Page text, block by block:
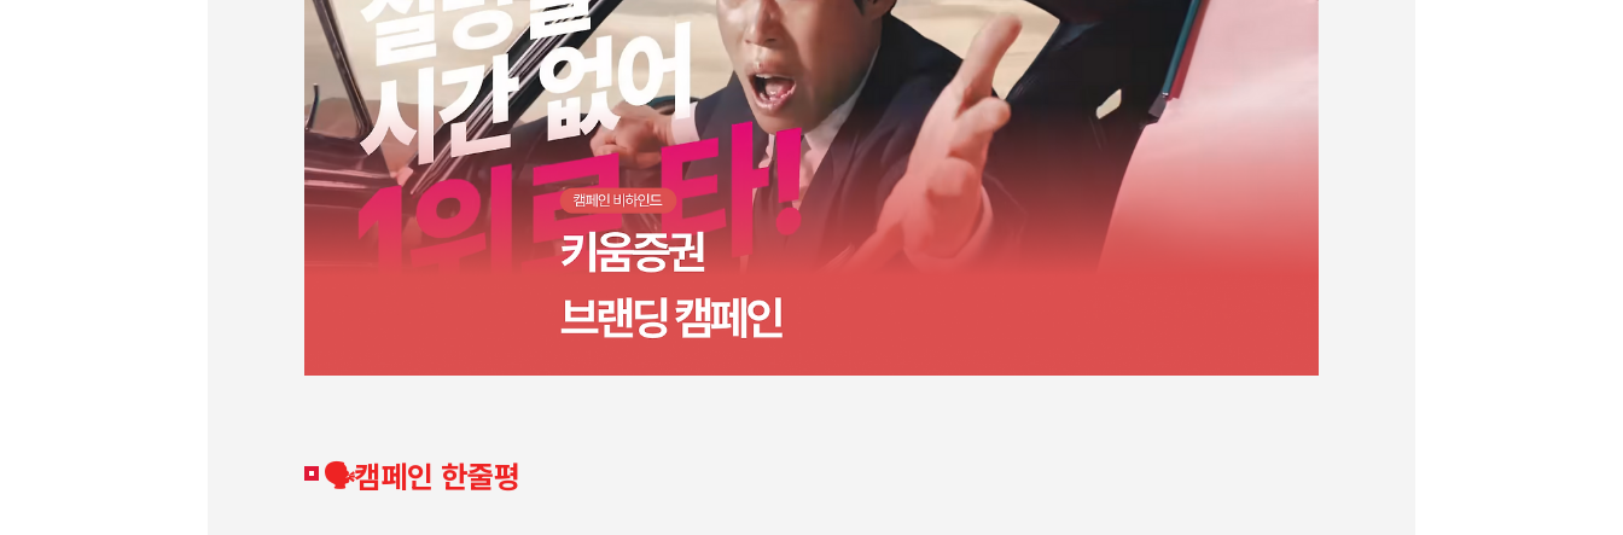
🗣️캠페인 한줄평